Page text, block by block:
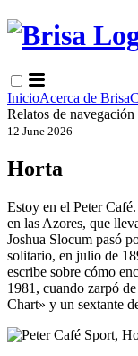
InicioAcerca de Brisa
Relatos de navegación
12 June 2026
Horta
Estoy en el Peter
en las Azores, que
Joshua Slocum pasó
solitario, en julio de
escribe sobre cómo
1981, cuando zarpó
Chart» y un sextante